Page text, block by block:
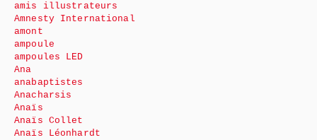
amis illustrateurs
Amnesty International
amont
ampoule
ampoules LED
Ana
anabaptistes
Anacharsis
Anaïs
Anaïs Collet
Anaïs Léonhardt